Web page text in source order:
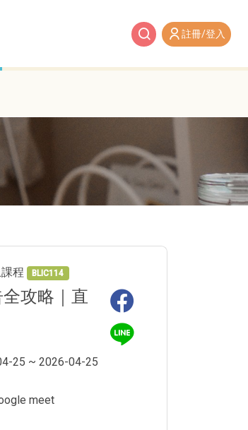
註冊/登入
程 BLIC114
攻略｜直
25 ~ 2026-04-25
meet